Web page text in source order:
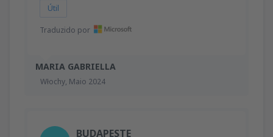
MARIA GABRIELLA
Włochy, Maio 2024
Útil
Traduzido por
BUDAPESTE